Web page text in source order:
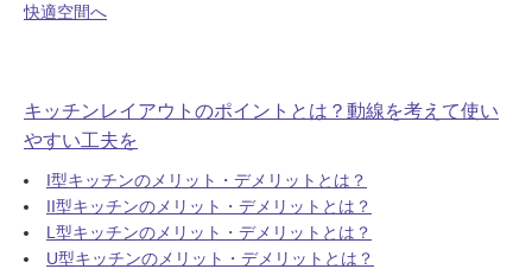
快適空間へ
キッチンレイアウトのポイントとは？動線を考えて使い
やすい工夫を
I型キッチンのメリット・デメリットとは？
II型キッチンのメリット・デメリットとは？
L型キッチンのメリット・デメリットとは？
U型キッチンのメリット・デメリットとは？